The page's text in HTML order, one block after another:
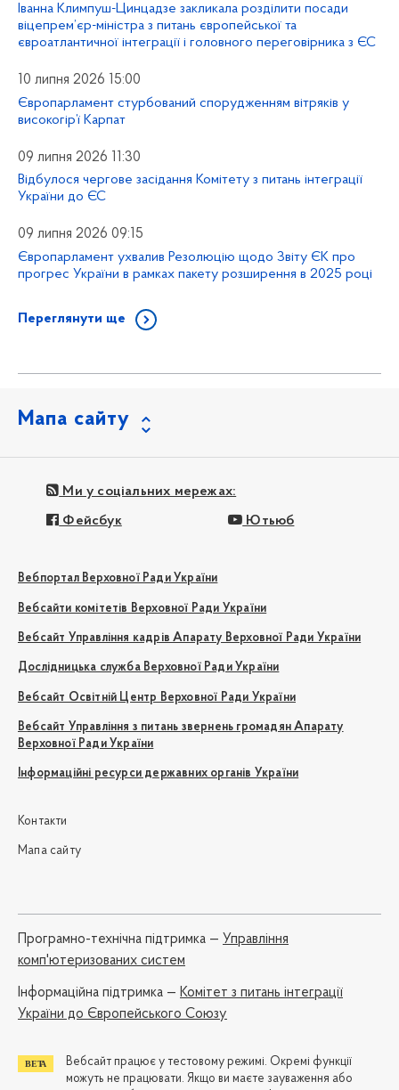
Іванна Климпуш-Цинцадзе закликала розділити посади
віцепрем’єр-міністра з питань європейської та
євроатлантичної інтеграції і головного переговірника з ЄС
10 липня 2026 15:00
Європарламент стурбований спорудженням вітряків у
високогір’ї Карпат
09 липня 2026 11:30
Відбулося чергове засідання Комітету з питань інтеграції
України до ЄС
09 липня 2026 09:15
Європарламент ухвалив Резолюцію щодо Звіту ЄК про
прогрес України в рамках пакету розширення в 2025 році
Переглянути ще
Мапа сайту
Ми у соціальних мережах:
Фейсбук Ютьюб
Вебпортал Верховної Ради України
Вебсайти комітетів Верховної Ради України
Вебсайт Управління кадрів Апарату Верховної Ради України
Дослідницька служба Верховної Ради України
Вебсайт Освітній Центр Верховної Ради України
Вебсайт Управління з питань звернень громадян Апарату
Верховної Ради України
Інформаційні ресурси державних органів України
Контакти
Мапа сайту
Програмно-технічна підтримка — Управління
комп'ютеризованих систем
Iнформаційна підтримка — Комітет з питань інтеграції
України до Європейського Союзу
Вебсайт працює у тестовому режимі. Окремі функції
можуть не працювати. Якщо ви маєте зауваження або